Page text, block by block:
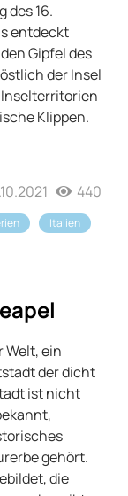
des 16.
entdeckt
Gipfel des
der Insel
Inselterritorien
Klippen.
440
Italien
Welt, ein
der dicht
ist nicht
gehört.
die